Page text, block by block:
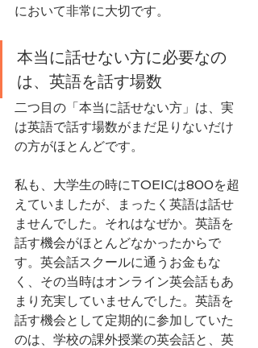
において非常に大切です。
本当に話せない方に必要なの
は、英語を話す場数
二つ目の「本当に話せない方」は、実
は英語で話す場数がまだ足りないだけ
の方がほとんどです。
私も、大学生の時にTOEICは800を超
えていましたが、まったく英語は話せ
ませんでした。それはなぜか。英語を
話す機会がほとんどなかったからで
す。英会話スクールに通うお金もな
く、その当時はオンライン英会話もあ
まり充実していませんでした。英語を
話す機会として定期的に参加していた
のは、学校の課外授業の英会話と、英